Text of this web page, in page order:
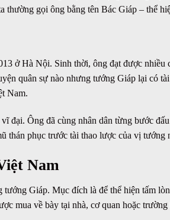
gọi ông bằng tên Bác Giáp – thể
ở Hà Nội. Sinh thời, ông đạt được nhiều
quân sự nào nhưng tướng Giáp lại có
Nam.
đại. Ông đã cùng nhân dân từng bước
thán phục trước tài thao lược của vị tướng
Nam
Giáp. Mục đích là để thể hiện tấm
mua về bày tại nhà, cơ quan hoặc trường